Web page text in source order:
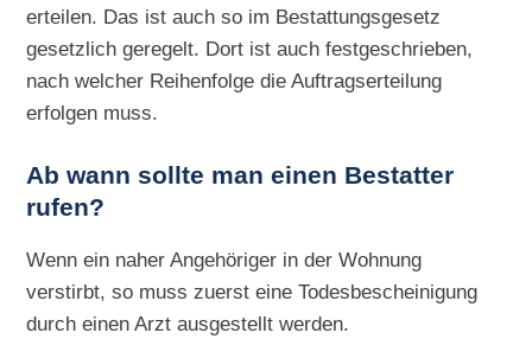
erteilen. Das ist auch so im Bestattungsgesetz
gesetzlich geregelt. Dort ist auch festgeschrieben,
nach welcher Reihenfolge die Auftragserteilung
erfolgen muss.
Ab wann sollte man einen Bestatter
rufen?
Wenn ein naher Angehöriger in der Wohnung
verstirbt, so muss zuerst eine Todesbescheinigung
durch einen Arzt ausgestellt werden.